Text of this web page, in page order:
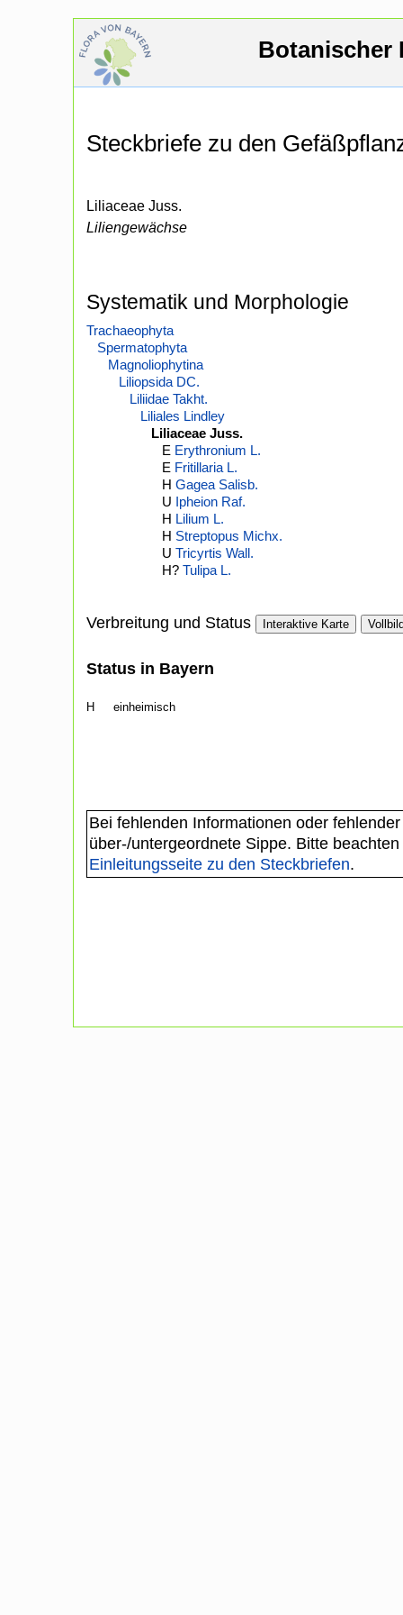
Botanischer
Steckbriefe zu den
Liliaceae Juss.
Liliengewächse
Systematik und Morphologie
Trachaeophyta
Spermatophyta
Magnoliophytina
Liliopsida DC.
Liliidae Takht.
Liliales Lindley
Liliaceae Juss.
E Erythronium L.
E Fritillaria L.
H Gagea Salisb.
U Ipheion Raf.
H Lilium L.
H Streptopus Michx.
U Tricyrtis Wall.
H? Tulipa L.
Verbreitung und Status Interaktive Karte
Status in Bayern
H einheimisch
Bei fehlenden Informationen oder
über-/untergeordnete Sippe. Bitte
Einleitungsseite zu den Steckbriefen.